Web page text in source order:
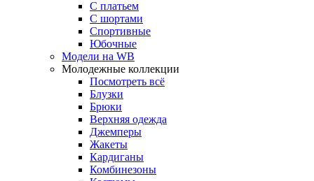
С платьем
С шортами
Спортивные
Юбочные
Модели на WB
Молодежные коллекции
Посмотреть всё
Блузки
Брюки
Верхняя одежда
Джемперы
Жакеты
Кардиганы
Комбинезоны